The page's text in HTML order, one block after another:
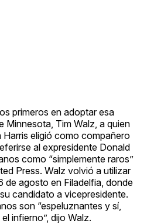
primeros en adoptar esa
Minnesota, Tim Walz, a quien
eligió como compañero
al expresidente Donald
como “simplemente raros”
Press. Walz volvió a utilizar
de agosto en Filadelfia, donde
candidato a vicepresidente.
son “espeluznantes y sí,
infierno”, dijo Walz.